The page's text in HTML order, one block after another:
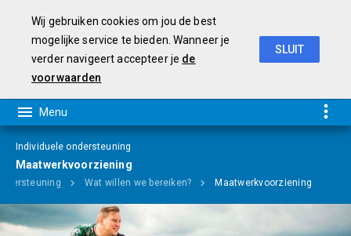
Individuele ondersteuning
Maatwerkvoorziening
Wat willen we bereiken? Maatwerkvoorziening
Wij gebruiken cookies om jou de best
mogelijke service te bieden. Wanneer je
verder navigeert accepteer je de
voorwaarden
SLUIT